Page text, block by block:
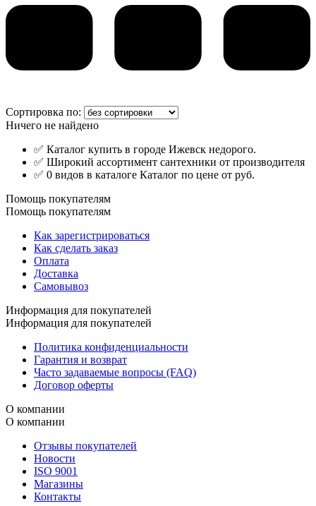
Сортировка по:
Ничего не найдено
✅ Каталог купить в городе Ижевск недорого.
✅ Широкий ассортимент сантехники от производителя
✅ 0 видов в каталоге Каталог по цене от руб.
Помощь покупателям
Помощь покупателям
Как зарегистрироваться
Как сделать заказ
Оплата
Доставка
Самовывоз
Информация для покупателей
Информация для покупателей
Политика конфиденциальности
Гарантия и возврат
Часто задаваемые вопросы (FAQ)
Договор оферты
О компании
О компании
Отзывы покупателей
Новости
ISO 9001
Магазины
Контакты